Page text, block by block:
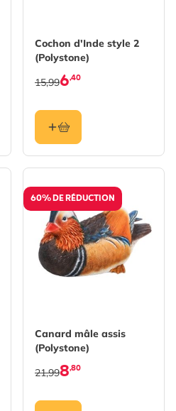
Cochon d'Inde style 2
(Polystone)
6,40
15,99
60% DE RÉDUCTION
Canard mâle assis
(Polystone)
8,80
21,99